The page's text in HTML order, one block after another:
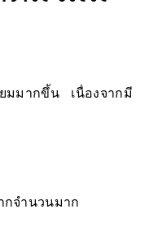
มมากขึ้น เนื่องจากมี
กจำนวนมาก